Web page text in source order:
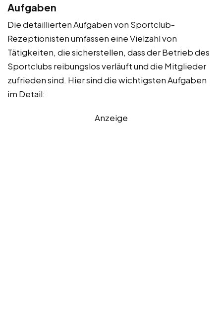
Aufgaben
Die detaillierten Aufgaben von Sportclub-
Rezeptionisten umfassen eine Vielzahl von
Tätigkeiten, die sicherstellen, dass der Betrieb des
Sportclubs reibungslos verläuft und die Mitglieder
zufrieden sind. Hier sind die wichtigsten Aufgaben
im Detail:
Anzeige